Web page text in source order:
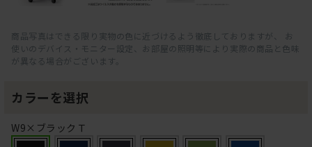
商品写真はできる限り実物の色に近づけるよう徹底しておりますが、 お
使いのデバイス・モニター設定、お部屋の照明等により実際の商品と色味
が異なる場合がございます。
カラーを選択
W9×ブラックＴ